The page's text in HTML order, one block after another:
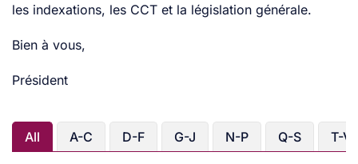
les indexations, les CCT et la législation générale.
Bien à vous,
Président
All A-C D-F G-J N-P Q-S T-V